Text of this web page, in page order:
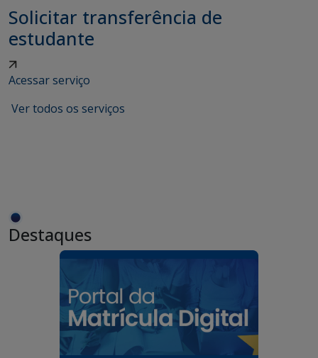
Solicitar transferência de
estudante
Acessar serviço
Ver todos os serviços
Destaques